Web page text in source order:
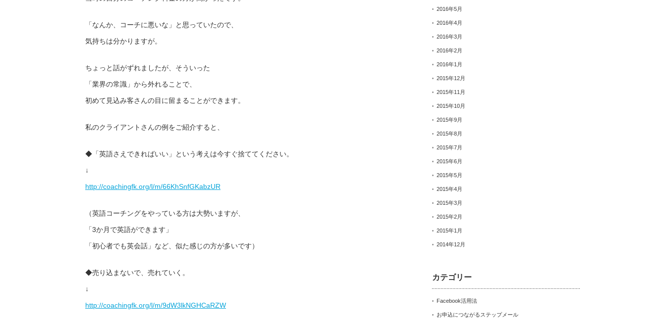
「なんか、コーチに悪いな」と思っていたので、
気持ちは分かりますが。
ちょっと話がずれましたが、そういった
「業界の常識」から外れることで、
初めて見込み客さんの目に留まることができます。
私のクライアントさんの例をご紹介すると、
◆「英語さえできればいい」という考えは今すぐ捨ててください。
↓
http://coachingfk.org/l/m/66KhSnfGKabzUR
（英語コーチングをやっている方は大勢いますが、
「3か月で英語ができます」
「初心者でも英会話」など、似た感じの方が多いです）
◆売り込まないで、売れていく。
↓
http://coachingfk.org/l/m/9dW3lkNGHCaRZW
2016年5月
2016年4月
2016年3月
2016年2月
2016年1月
2015年12月
2015年11月
2015年10月
2015年9月
2015年8月
2015年7月
2015年6月
2015年5月
2015年4月
2015年3月
2015年2月
2015年1月
2014年12月
カテゴリー
Facebook活用法
お申込につながるステップメール